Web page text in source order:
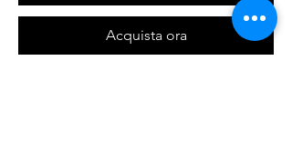
Acquista ora